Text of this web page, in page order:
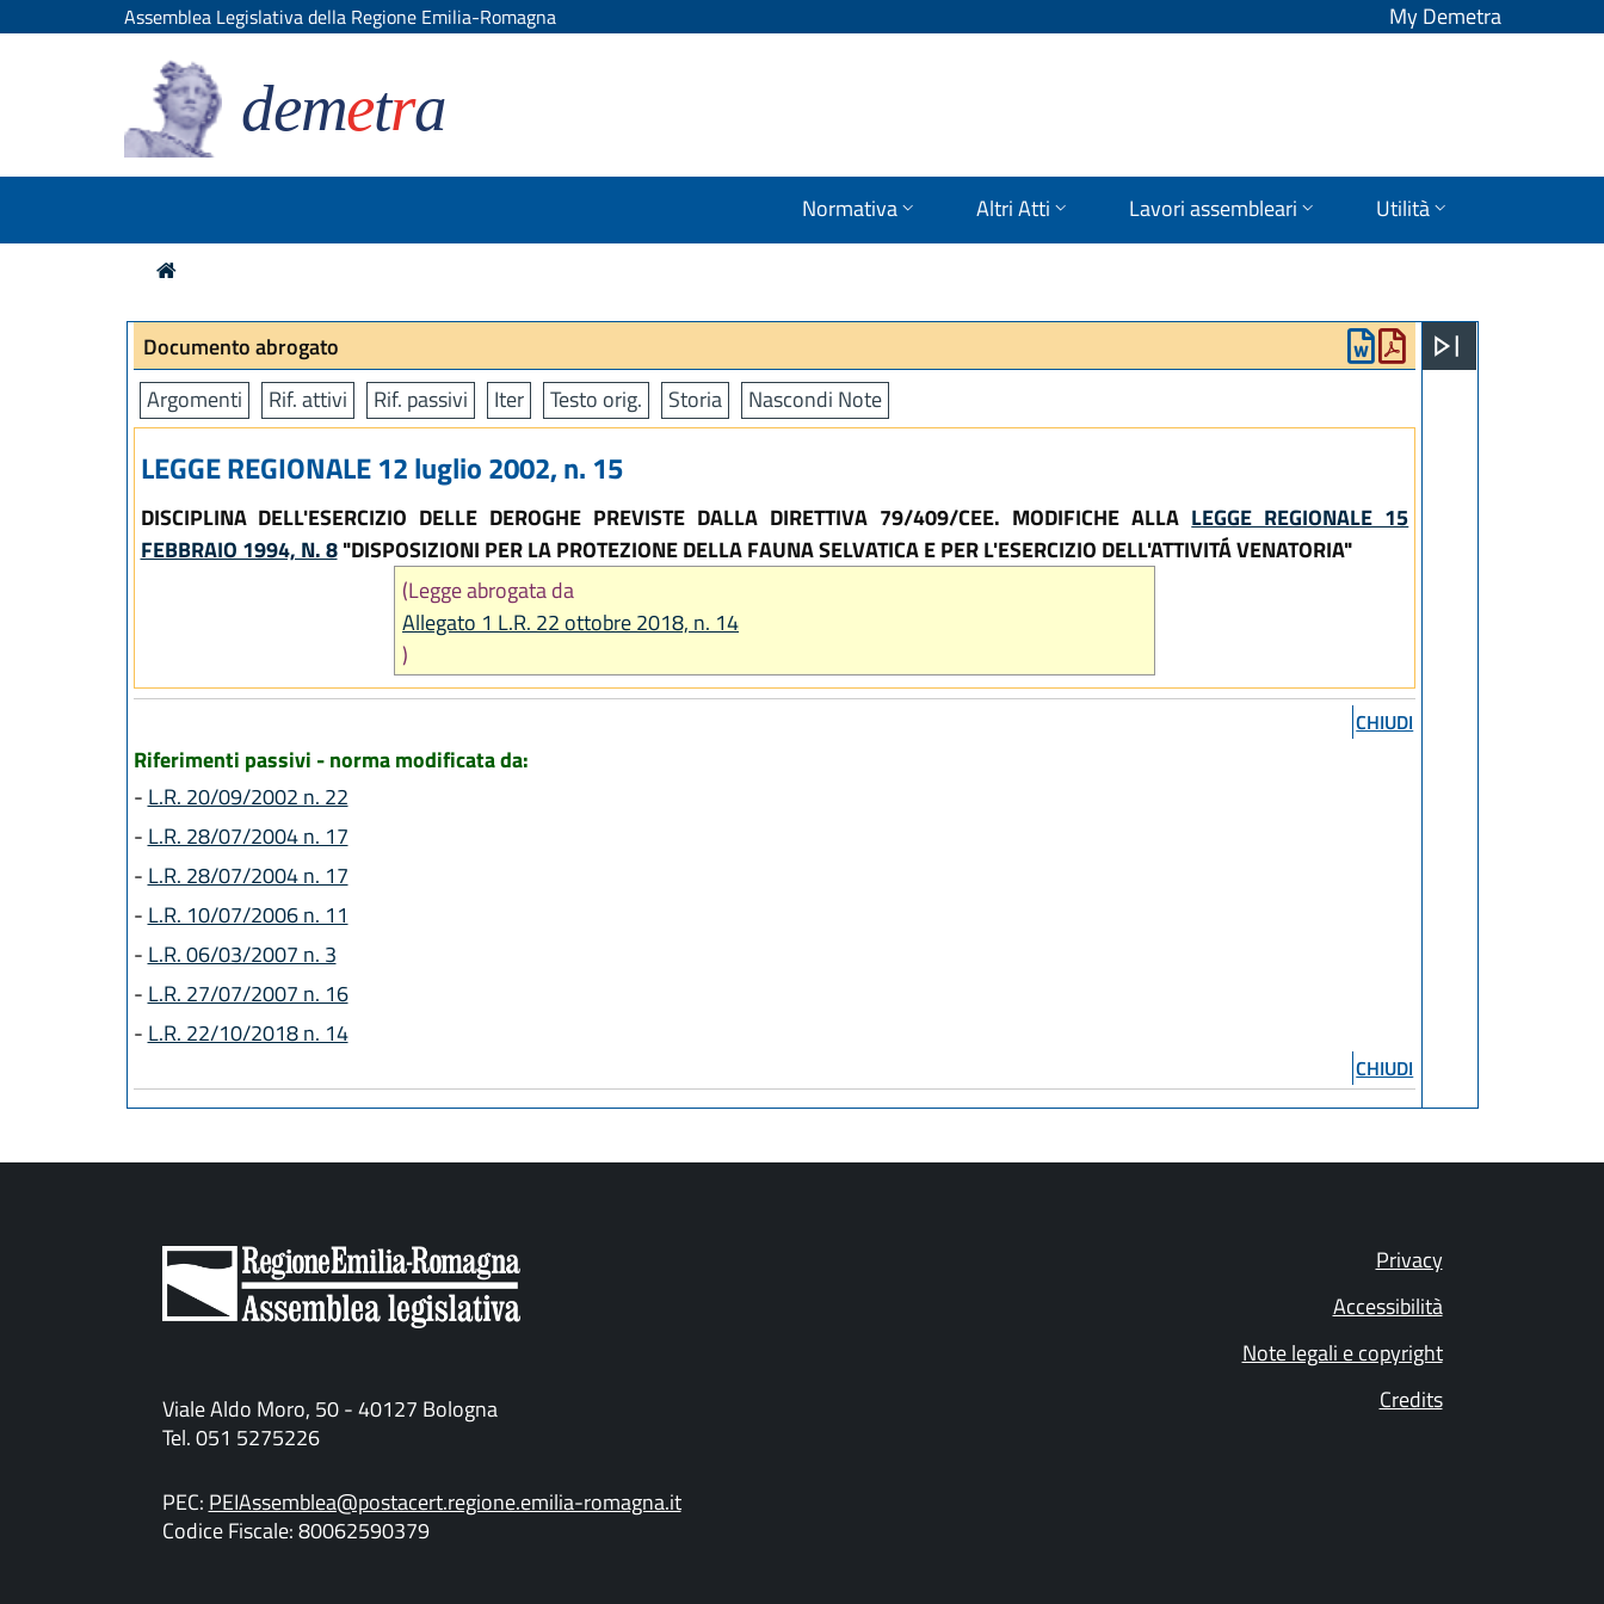
Assemblea Legislativa della Regione Emilia-Romagna My Demetra
demetra
Normativa Altri Atti Lavori assembleari Utilità
Documento abrogato
Argomenti
Rif. attivi Rif. passivi Iter Testo orig. Storia Nascondi Note
LEGGE REGIONALE 12 luglio 2002, n. 15
DISCIPLINA DELL'ESERCIZIO DELLE DEROGHE PREVISTE DALLA DIRETTIVA 79/409/CEE. MODIFICHE ALLA LEGGE REGIONALE 15
FEBBRAIO 1994, N. 8"DISPOSIZIONI PER LA PROTEZIONE DELLA FAUNA SELVATICA E PER L'ESERCIZIO DELL'ATTIVITÁ VENATORIA"
(Legge abrogata da
Allegato 1 L.R. 22 ottobre 2018, n. 14
)
CHIUDI
Riferimenti passivi - norma modificata da:
- L.R. 20/09/2002 n. 22
- L.R. 28/07/2004 n. 17
- L.R. 28/07/2004 n. 17
- L.R. 10/07/2006 n. 11
- L.R. 06/03/2007 n. 3
- L.R. 27/07/2007 n. 16
- L.R. 22/10/2018 n. 14
CHIUDI
Viale Aldo Moro, 50 - 40127 Bologna
Tel. 051 5275226
PEC: PEIAssemblea@postacert.regione.emilia-romagna.it
Codice Fiscale: 80062590379
Privacy
Accessibilità
Note legali e copyright
Credits